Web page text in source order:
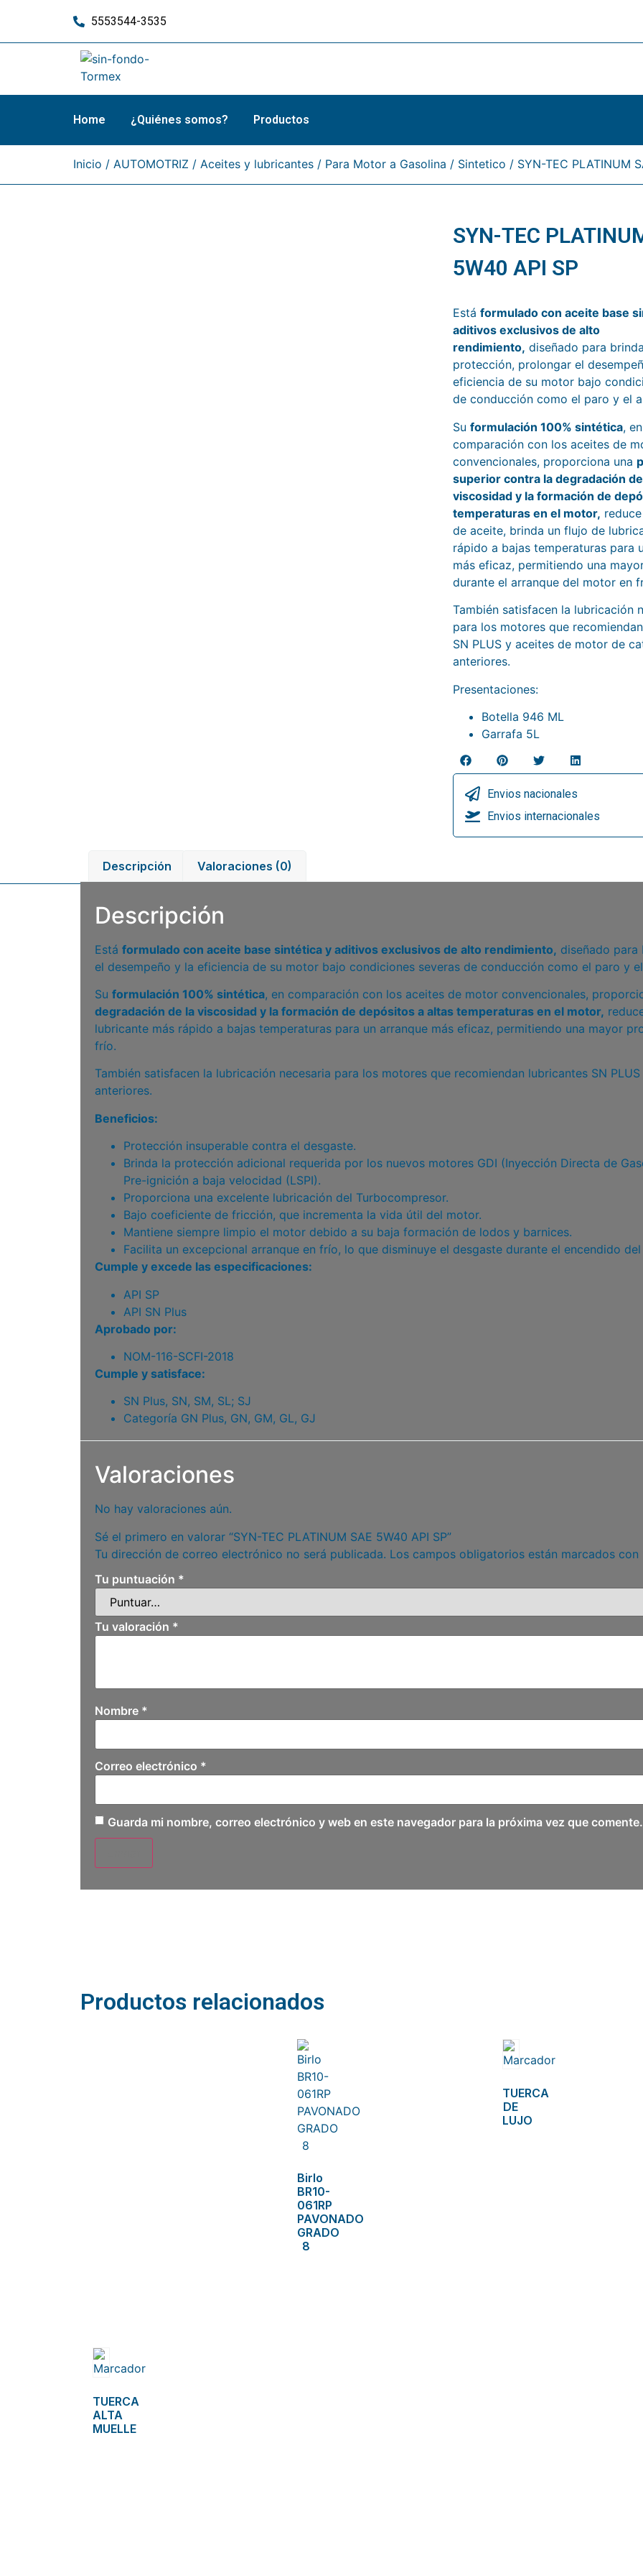
5553544-3535
Home ¿Quiénes somos? Productos
Inicio / AUTOMOTRIZ / Aceites y lubricantes / Para Motor a Gasolina / Sintetico / SYN-TEC PLATINUM
SYN-TEC
5W40 API SP
Está formulado con aceite base
aditivos exclusivos de alto
rendimiento, diseñado para
protección, prolongar el
eficiencia de su motor bajo
de conducción como el paro y el
Su formulación 100% sintética, en
comparación con los aceites de
convencionales, proporciona una
superior contra la degradación
viscosidad y la formación de
temperaturas en el motor,
de aceite, brinda un flujo de
rápido a bajas temperaturas para
más eficaz, permitiendo una
durante el arranque del motor en
También satisfacen la lubricación
para los motores que
SN PLUS y aceites de motor de
anteriores.
Presentaciones:
Botella 946 ML
Garrafa 5L
Envios nacionales
Envios internacionales
Descripción Valoraciones (0)
Descripción
Está formulado con aceite base sintética y aditivos exclusivos de alto rendimiento, diseñado
el desempeño y la eficiencia de su motor bajo condiciones severas de conducción como el paro y
Su formulación 100% sintética, en comparación con los aceites de motor convencionales,
degradación de la viscosidad y la formación de depósitos a altas temperaturas en el motor,
lubricante más rápido a bajas temperaturas para un arranque más eficaz, permitiendo una mayor
frío.
También satisfacen la lubricación necesaria para los motores que recomiendan lubricantes SN
anteriores.
Beneficios:
Protección insuperable contra el desgaste.
Brinda la protección adicional requerida por los nuevos motores GDI (Inyección Directa de
Pre-ignición a baja velocidad (LSPI).
Proporciona una excelente lubricación del Turbocompresor.
Bajo coeficiente de fricción, que incrementa la vida útil del motor.
Mantiene siempre limpio el motor debido a su baja formación de lodos y barnices.
Facilita un excepcional arranque en frío, lo que disminuye el desgaste durante el encendido
Cumple y excede las especificaciones:
API SP
API SN Plus
Aprobado por:
NOM-116-SCFI-2018
Cumple y satisface:
SN Plus, SN, SM, SL; SJ
Categoría GN Plus, GN, GM, GL, GJ
Valoraciones
No hay valoraciones aún.
Sé el primero en valorar “SYN-TEC PLATINUM SAE 5W40 API SP”
Tu dirección de correo electrónico no será publicada. Los campos obligatorios están marcados con
Tu puntuación *
Tu valoración *
Nombre *
Correo electrónico *
Guarda mi nombre, correo electrónico y web en este navegador para la próxima vez que comente.
Productos relacionados
Birlo
BR10-
061RP
PAVONADO
GRADO
8
TUERCA
DE
LUJO
TUERCA
ALTA
MUELLE